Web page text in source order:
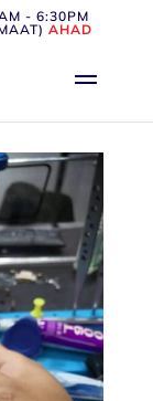
- 6:30PM
AHAD